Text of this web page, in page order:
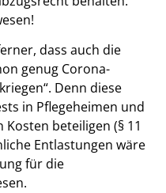
dass auch die
genug Corona-
Denn diese
in Pflegeheimen und
beteiligen (§ 11
Entlastungen wäre
für die